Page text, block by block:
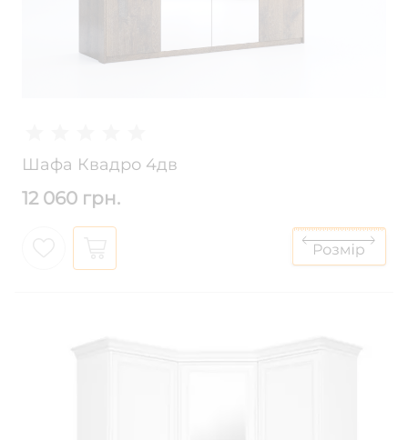
Шафа Квадро 4дв
12 060 грн.